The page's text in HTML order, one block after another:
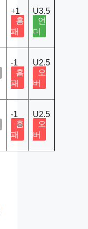
+1
홈
패
U3.5
언
더
-1
홈
패
U2.5
오
버
-1
홈
패
U2.5
오
버